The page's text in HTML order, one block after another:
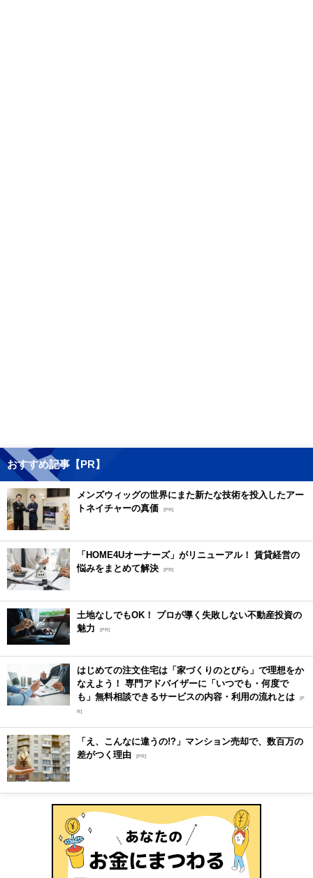
おすすめ記事【PR】
メンズウィッグの世界にまた新たな技術を投入したアー
トネイチャーの真価 [PR]
「HOME4Uオーナーズ」がリニューアル！ 賃貸経営の
悩みをまとめて解決 [PR]
土地なしでもOK！ プロが導く失敗しない不動産投資の
魅力
[PR]
はじめての注文住宅は「家づくりのとびら」で理想をか
なえよう！ 専門アドバイザーに「いつでも・何度で
も」無料相談できるサービスの内容・利用の流れとは [P
R]
「え、こんなに違うの!?」マンション売却で、数百万の
差がつく理由 [PR]